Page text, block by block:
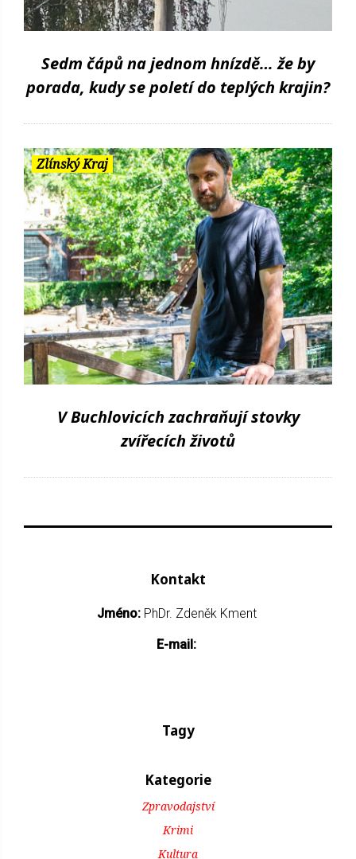
Sedm čápů na jednom hnízdě… že by
porada, kudy se poletí do teplých krajin?
Zlínský Kraj
V Buchlovicích zachraňují stovky
zvířecích životů
Kontakt
Jméno: PhDr. Zdeněk Kment
E-mail:
Tagy
Kategorie
Zpravodajství
Krimi
Kultura